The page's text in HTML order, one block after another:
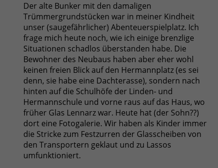
Der alte Bunker mit den damaligen
Trümmergrundstücken war in meiner Kindheit
unser (saugefährlicher) Abenteuerspielplatz. Ich
frage mich heute noch, wie ich einige brenzlige
Situationen schadlos überstanden habe. Die
Bewohner des Neubaus haben aber eher wohl
keinen freien Blick auf den Hermannplatz (es sei
denn, sie habe eine Dachterasse), sondern nach
hinten auf die Schulhöfe der Linden- und
Hermannschule und vorne raus auf das Haus, wo
früher Glas Lennarz war. Heute hat (der Sohn??)
dort eine Fotogalerie. Wir haben als Kinder immer
die Stricke zum Festzurren der Glasscheiben von
den Transportern geklaut und zu Lassos
umfunktioniert.